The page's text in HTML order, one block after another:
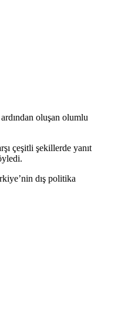
oluşan olumlu
çeşitli şekillerde yanıt
dış politika